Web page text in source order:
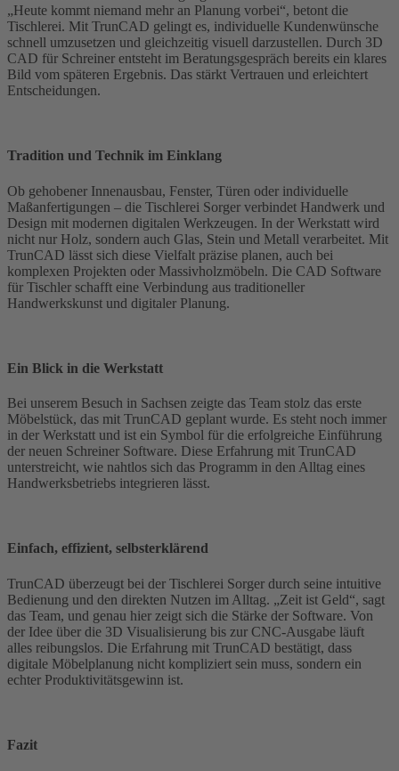
„Heute kommt niemand mehr an Planung vorbei“, betont die
Tischlerei. Mit TrunCAD gelingt es, individuelle Kundenwünsche
schnell umzusetzen und gleichzeitig visuell darzustellen. Durch 3D
CAD für Schreiner entsteht im Beratungsgespräch bereits ein klares
Bild vom späteren Ergebnis. Das stärkt Vertrauen und erleichtert
Entscheidungen.
Tradition und Technik im Einklang
Ob gehobener Innenausbau, Fenster, Türen oder individuelle
Maßanfertigungen – die Tischlerei Sorger verbindet Handwerk und
Design mit modernen digitalen Werkzeugen. In der Werkstatt wird
nicht nur Holz, sondern auch Glas, Stein und Metall verarbeitet. Mit
TrunCAD lässt sich diese Vielfalt präzise planen, auch bei
komplexen Projekten oder Massivholzmöbeln. Die CAD Software
für Tischler schafft eine Verbindung aus traditioneller
Handwerkskunst und digitaler Planung.
Ein Blick in die Werkstatt
Bei unserem Besuch in Sachsen zeigte das Team stolz das erste
Möbelstück, das mit TrunCAD geplant wurde. Es steht noch immer
in der Werkstatt und ist ein Symbol für die erfolgreiche Einführung
der neuen Schreiner Software. Diese Erfahrung mit TrunCAD
unterstreicht, wie nahtlos sich das Programm in den Alltag eines
Handwerksbetriebs integrieren lässt.
Einfach, effizient, selbsterklärend
TrunCAD überzeugt bei der Tischlerei Sorger durch seine intuitive
Bedienung und den direkten Nutzen im Alltag. „Zeit ist Geld“, sagt
das Team, und genau hier zeigt sich die Stärke der Software. Von
der Idee über die 3D Visualisierung bis zur CNC-Ausgabe läuft
alles reibungslos. Die Erfahrung mit TrunCAD bestätigt, dass
digitale Möbelplanung nicht kompliziert sein muss, sondern ein
echter Produktivitätsgewinn ist.
Fazit